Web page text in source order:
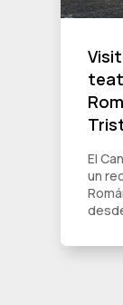
El
un